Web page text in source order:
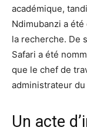
académique,
Ndimubanzi a
la recherche. De
Safari a été
que le chef de
administrateur
Un acte